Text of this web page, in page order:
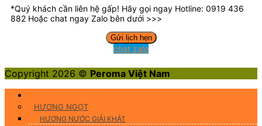
*Quý khách cần liên hệ gấp! Hãy gọi ngay Hotline: 0919 436
882 Hoặc chat ngay Zalo bên dưới >>>
chat zalo
Copyright 2026 © Peroma Việt Nam
HƯƠNG NGỌT
HƯƠNG NƯỚC GIẢI KHÁT